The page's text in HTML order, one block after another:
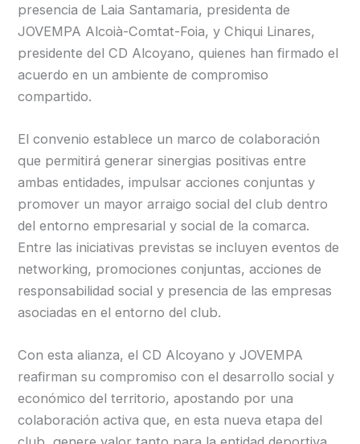
presencia de Laia Santamaria, presidenta de
JOVEMPA Alcoià-Comtat-Foia, y Chiqui Linares,
presidente del CD Alcoyano, quienes han firmado el
acuerdo en un ambiente de compromiso
compartido.
El convenio establece un marco de colaboración
que permitirá generar sinergias positivas entre
ambas entidades, impulsar acciones conjuntas y
promover un mayor arraigo social del club dentro
del entorno empresarial y social de la comarca.
Entre las iniciativas previstas se incluyen eventos de
networking, promociones conjuntas, acciones de
responsabilidad social y presencia de las empresas
asociadas en el entorno del club.
Con esta alianza, el CD Alcoyano y JOVEMPA
reafirman su compromiso con el desarrollo social y
económico del territorio, apostando por una
colaboración activa que, en esta nueva etapa del